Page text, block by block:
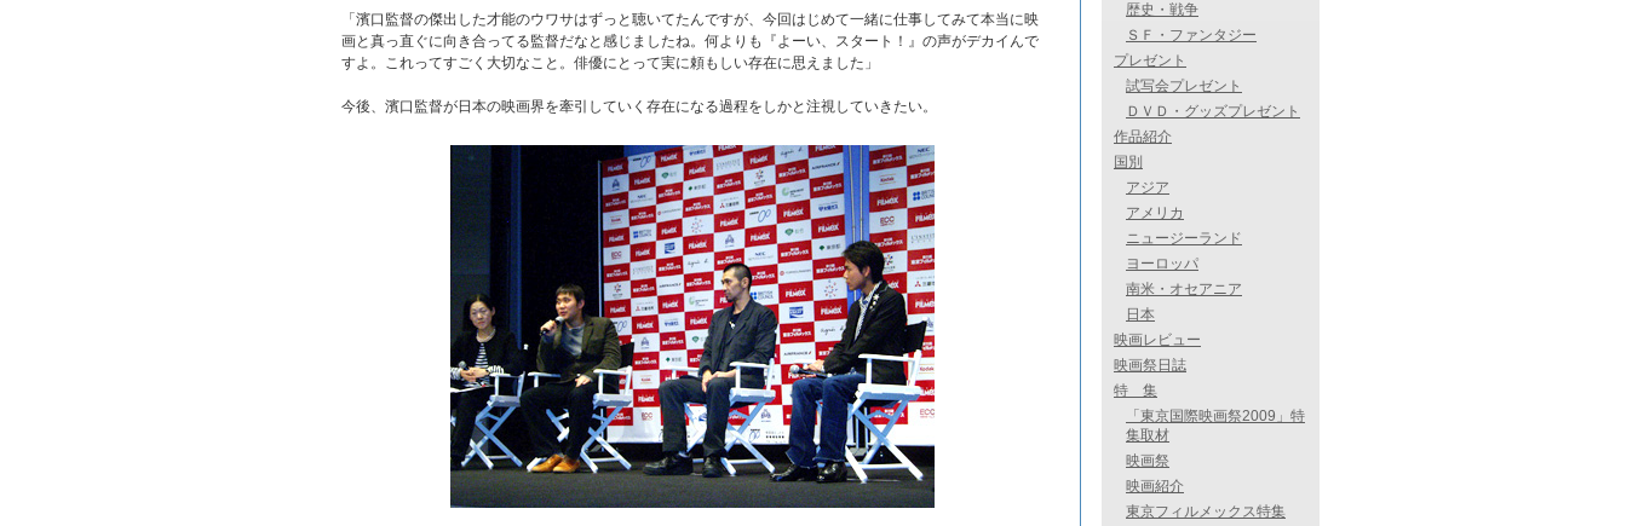
「濱口監督の傑出した才能のウワサはずっと聴いてたんですが、今回はじめて一緒に仕事してみて本当に映
画と真っ直ぐに向き合ってる監督だなと感じましたね。何よりも『よーい、スタート！』の声がデカイんで
すよ。これってすごく大切なこと。俳優にとって実に頼もしい存在に思えました」
今後、濱口監督が日本の映画界を牽引していく存在になる過程をしかと注視していきたい。
歴史・戦争
ＳＦ・ファンタジー
プレゼント
試写会プレゼント
ＤＶＤ・グッズプレゼント
作品紹介
国別
アジア
アメリカ
ニュージーランド
ヨーロッパ
南米・オセアニア
日本
映画レビュー
映画祭日誌
特 集
「東京国際映画祭2009」特
集取材
映画祭
映画紹介
東京フィルメックス特集